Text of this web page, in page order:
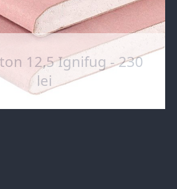
12,5 Ignifug - 230
lei